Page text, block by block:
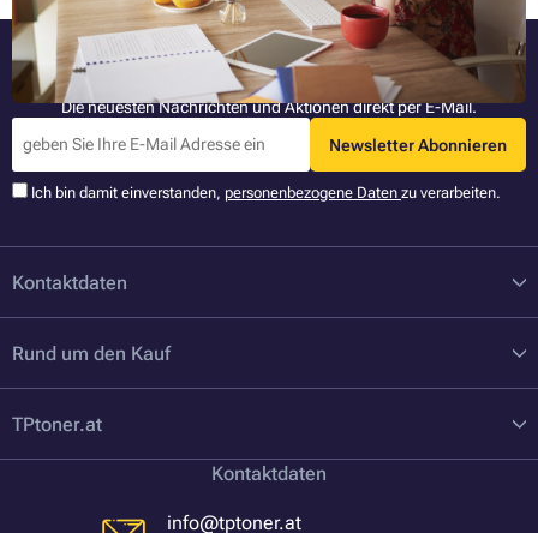
Bleiben Sie informiert
Die neuesten Nachrichten und Aktionen direkt per E-Mail.
Newsletter Abonnieren
Ich bin damit einverstanden, personenbezogene Daten zu verarbeiten.
Kontaktdaten
Rund um den Kauf
TPtoner.at
Kontaktdaten
info@tptoner.at